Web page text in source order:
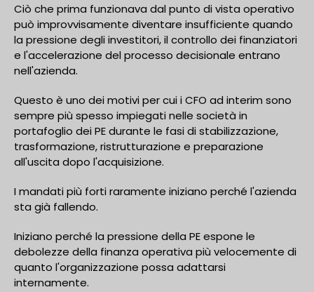
Ciò che prima funzionava dal punto di vista operativo
può improvvisamente diventare insufficiente quando
la pressione degli investitori, il controllo dei finanziatori
e l'accelerazione del processo decisionale entrano
nell'azienda.
Questo è uno dei motivi per cui i CFO ad interim sono
sempre più spesso impiegati nelle società in
portafoglio dei PE durante le fasi di stabilizzazione,
trasformazione, ristrutturazione e preparazione
all'uscita dopo l'acquisizione.
I mandati più forti raramente iniziano perché l'azienda
sta già fallendo.
Iniziano perché la pressione della PE espone le
debolezze della finanza operativa più velocemente di
quanto l'organizzazione possa adattarsi
internamente.